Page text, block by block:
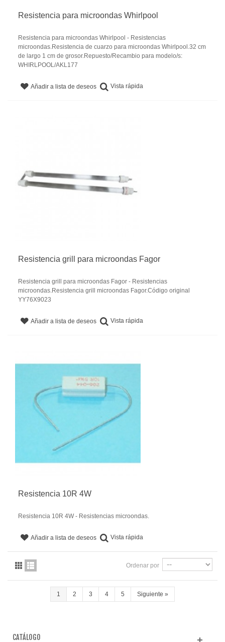
Resistencia para microondas Whirlpool
Resistencia para microondas Whirlpool - Resistencias
microondas.Resistencia de cuarzo para microondas Whirlpool.32 cm
de largo 1 cm de grosor.Repuesto/Recambio para modelo/s:
WHIRLPOOL/AKL177
Añadir a lista de deseos Vista rápida
Resistencia grill para microondas Fagor
Resistencia grill para microondas Fagor - Resistencias
microondas.Resistencia grill microondas Fagor.Código original
YY76X9023
Añadir a lista de deseos Vista rápida
Resistencia 10R 4W
Resistencia 10R 4W - Resistencias microondas.
Añadir a lista de deseos Vista rápida
Ordenar por
1 2 3 4 5 Siguiente »
CATÁLOGO